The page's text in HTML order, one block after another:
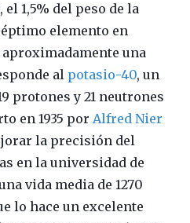
1,5% del peso de la
elemento en
una
al potasio-40, un
protones y 21 neutrones
en 1935 por Alfred Nier
la precisión del
en la universidad de
vida media de 1270
lo hace un excelente